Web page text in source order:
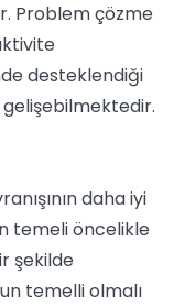
Problem çözme
desteklendiği
gelişebilmektedir.
daha iyi
temeli öncelikle
şekilde
temelli olmalı